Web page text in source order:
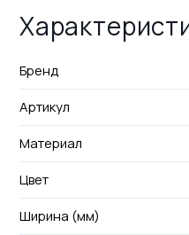
Бренд
Артикул
Материал
Цвет
Ширина (мм)